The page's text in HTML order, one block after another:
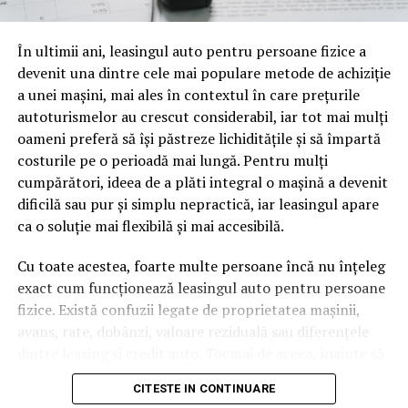
oamenii cu adevărat. Dacă transcrierea ajunge pe o
cuvinte tematice, scrise exact în limbajul în care se
caută.
Apoi vine partea de comportament. O pagină pe care
vizitatorii stau zece, cincisprezece minute ca să
urmărească replay-ul trimite un semnal greu de ignorat.
Google nu îți măsoară direct satisfacția, însă timpul
petrecut, scrollul și revenirile spun ceva despre cât de
util e materialul.
Și mai e ceva ce se uită ușor. Un webinar reușit atrage
linkuri aproape de la sine. Cineva îl menționează într-un
newsletter, altcineva îl citează într-un articol, un
partener îl trimite în comunitatea lui. Fiecare astfel de
tău, iar autoritatea e moneda forte în SEO.
În ultimii ani, leasingul auto pentru persoane fizice a
devenit una dintre cele mai populare metode de achiziție
a unei mașini, mai ales în contextul în care prețurile
autoturismelor au crescut considerabil, iar tot mai mulți
oameni preferă să își păstreze lichiditățile și să împartă
costurile pe o perioadă mai lungă. Pentru mulți
cumpărători, ideea de a plăti integral o mașină a devenit
dificilă sau pur și simplu nepractică, iar leasingul apare
ca o soluție mai flexibilă și mai accesibilă.
Cu toate acestea, foarte multe persoane încă nu înțeleg
exact cum funcționează leasingul auto pentru persoane
fizice. Există confuzii legate de proprietatea mașinii,
avans, rate, dobânzi, valoare reziduală sau diferențele
semnezi orice contract, este important să înțelegi clar
mecanismul acestui tip de finanțare și să știi la ce să fii
CITESTE IN CONTINUARE